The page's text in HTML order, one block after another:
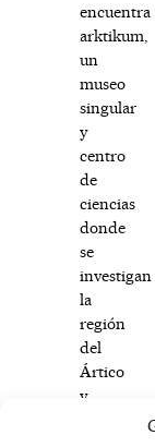
encuentra
arktikum,
un
museo
singular
y
centro
de
ciencias
donde
se
investigan
la
región
del
Ártico
y